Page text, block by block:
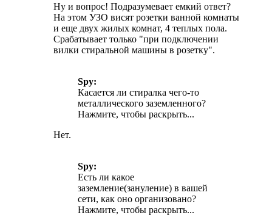
Ну и вопрос! Подразумевает емкий ответ?
На этом УЗО висят розетки ванной комнаты
и еще двух жилых комнат, 4 теплых пола.
Срабатывает только "при подключении
вилки стиральной машины в розетку".
Spy:
Касается ли стиралка чего-то
металлического заземленного?
Нажмите, чтобы раскрыть...
Нет.
Spy:
Есть ли какое
заземление(зануление) в вашей
сети, как оно организовано?
Нажмите, чтобы раскрыть...